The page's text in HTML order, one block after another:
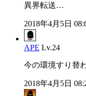
異界転送…
2018年4月5日
APE Lv.24
今の環境すり替
2018年4月5日